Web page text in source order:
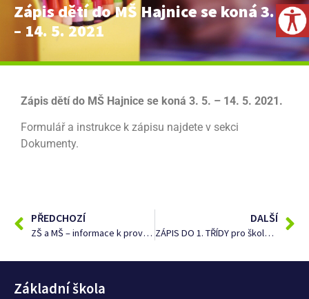
Zápis dětí do MŠ Hajnice se koná 3. 5.
– 14. 5. 2021
Zápis dětí do MŠ Hajnice se koná 3. 5. – 14. 5. 2021.
Formulář a instrukce k zápisu najdete v sekci
Dokumenty.
PŘEDCHOZÍ
ZŠ a MŠ – informace k provozu škol
DALŠÍ
ZÁPIS DO 1. TŘÍDY pro školní rok 2021/2022
Základní škola